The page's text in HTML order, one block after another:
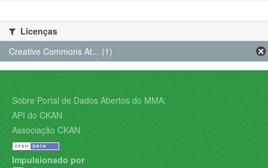
Licenças
Creative Commons At... (1)
Sobre Portal de Dados Abertos do MMA:
API do CKAN
Associação CKAN
Impulsionado por